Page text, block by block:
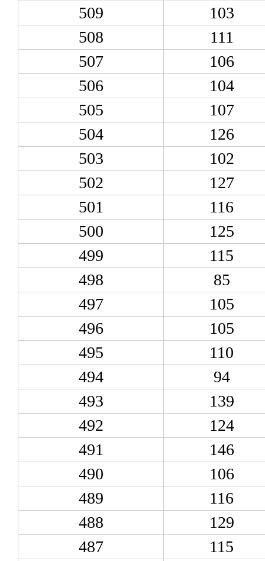
509
103
508
111
507
106
506
104
505
107
504
126
503
102
502
127
501
116
500
125
499
115
498
85
497
105
496
105
495
110
494
94
493
139
492
124
491
146
490
106
489
116
488
129
487
115